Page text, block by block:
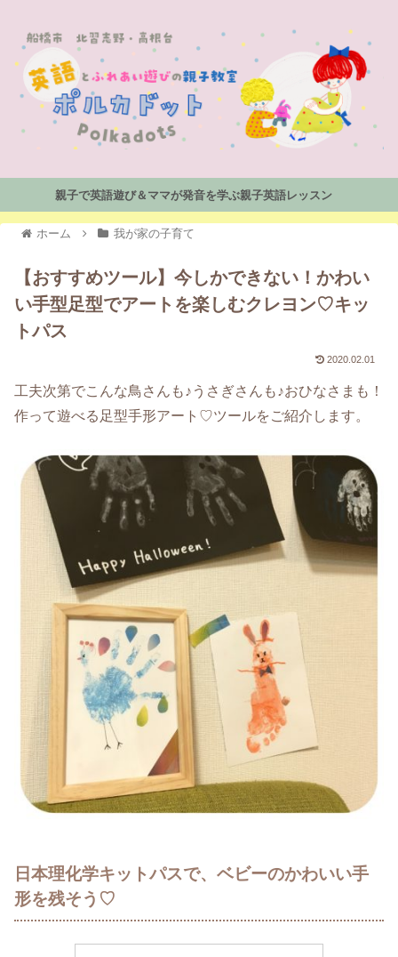
親子で英語遊び＆ママが発音を学ぶ親子英語レッスン
ホーム 我が家の子育て
【おすすめツール】今しかできない！かわい
い手型足型でアートを楽しむクレヨン♡キッ
トパス
2020.02.01
工夫次第でこんな鳥さんも♪うさぎさんも♪おひなさまも！
作って遊べる足型手形アート♡ツールをご紹介します。
日本理化学キットパスで、ベビーのかわいい手
形を残そう♡